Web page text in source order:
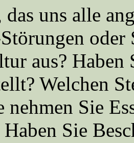
das uns alle
aus? Haben
Welchen
nehmen Sie
Sie